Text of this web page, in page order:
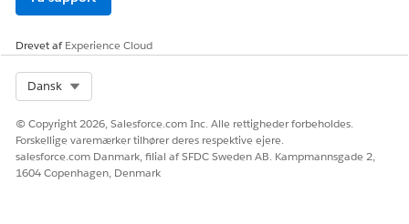
integrationer for registrering eller fuldførelse. Brug Flow
definerer, hvordan anmodningen registreres og fuldføres.
LØSTE DENNE ARTIKEL DIT PROBLEM?
Giv os besked, så vi kan forbedre os!
Drevet afExperience Cloud
Dansk
© Copyright 2026, Salesforce.com Inc. Alle rettigheder forbeholdes.
Forskellige varemærker tilhører deres respektive ejere.
salesforce.com Danmark, filial af SFDC Sweden AB. Kampmannsgade 2,
1604 Copenhagen, Denmark